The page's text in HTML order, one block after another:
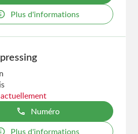
Plus d'informations
Numéro
Plus d'informations